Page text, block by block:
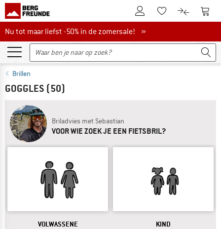
De klantenaccount
Naar deNaar de
Nu tot maar liefst -50% in de zomersale!
Nu tot maar liefst -50% in de zomersale! »
Brillen
GOGGLES (50)
Briladvies met Sebastian
VOOR WIE ZOEK JE EEN FIETSBRIL?
ANTWOORD
VOLWASSENE ANTWOORD
KIND